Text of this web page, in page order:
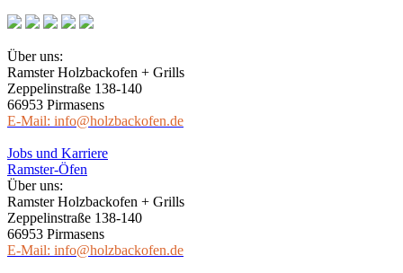
Über uns:
Ramster Holzbackofen + Grills
Zeppelinstraße 138-140
66953 Pirmasens
E-Mail: info@holzbackofen.de
Jobs und Karriere
Ramster-Öfen
Über uns:
Ramster Holzbackofen + Grills
Zeppelinstraße 138-140
66953 Pirmasens
E-Mail: info@holzbackofen.de